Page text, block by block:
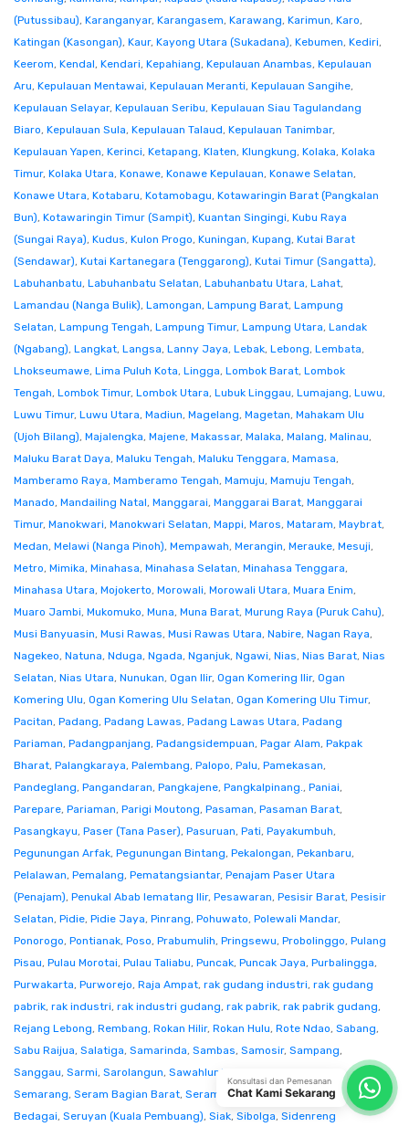
(Putussibau), Karanganyar, Karangasem, Karawang, Karimun, Karo,
Katingan (Kasongan), Kaur, Kayong Utara (Sukadana), Kebumen, Kediri,
Keerom, Kendal, Kendari, Kepahiang, Kepulauan Anambas, Kepulauan
Aru, Kepulauan Mentawai, Kepulauan Meranti, Kepulauan Sangihe,
Kepulauan Selayar, Kepulauan Seribu, Kepulauan Siau Tagulandang
Biaro, Kepulauan Sula, Kepulauan Talaud, Kepulauan Tanimbar,
Kepulauan Yapen, Kerinci, Ketapang, Klaten, Klungkung, Kolaka, Kolaka
Timur, Kolaka Utara, Konawe, Konawe Kepulauan, Konawe Selatan,
Konawe Utara, Kotabaru, Kotamobagu, Kotawaringin Barat (Pangkalan
Bun), Kotawaringin Timur (Sampit), Kuantan Singingi, Kubu Raya
(Sungai Raya), Kudus, Kulon Progo, Kuningan, Kupang, Kutai Barat
(Sendawar), Kutai Kartanegara (Tenggarong), Kutai Timur (Sangatta),
Labuhanbatu, Labuhanbatu Selatan, Labuhanbatu Utara, Lahat,
Lamandau (Nanga Bulik), Lamongan, Lampung Barat, Lampung
Selatan, Lampung Tengah, Lampung Timur, Lampung Utara, Landak
(Ngabang), Langkat, Langsa, Lanny Jaya, Lebak, Lebong, Lembata,
Lhokseumawe, Lima Puluh Kota, Lingga, Lombok Barat, Lombok
Tengah, Lombok Timur, Lombok Utara, Lubuk Linggau, Lumajang, Luwu,
Luwu Timur, Luwu Utara, Madiun, Magelang, Magetan, Mahakam Ulu
(Ujoh Bilang), Majalengka, Majene, Makassar, Malaka, Malang, Malinau,
Maluku Barat Daya, Maluku Tengah, Maluku Tenggara, Mamasa,
Mamberamo Raya, Mamberamo Tengah, Mamuju, Mamuju Tengah,
Manado, Mandailing Natal, Manggarai, Manggarai Barat, Manggarai
Timur, Manokwari, Manokwari Selatan, Mappi, Maros, Mataram, Maybrat,
Medan, Melawi (Nanga Pinoh), Mempawah, Merangin, Merauke, Mesuji,
Metro, Mimika, Minahasa, Minahasa Selatan, Minahasa Tenggara,
Minahasa Utara, Mojokerto, Morowali, Morowali Utara, Muara Enim,
Muaro Jambi, Mukomuko, Muna, Muna Barat, Murung Raya (Puruk Cahu),
Musi Banyuasin, Musi Rawas, Musi Rawas Utara, Nabire, Nagan Raya,
Nagekeo, Natuna, Nduga, Ngada, Nganjuk, Ngawi, Nias, Nias Barat, Nias
Selatan, Nias Utara, Nunukan, Ogan Ilir, Ogan Komering Ilir, Ogan
Komering Ulu, Ogan Komering Ulu Selatan, Ogan Komering Ulu Timur,
Pacitan, Padang, Padang Lawas, Padang Lawas Utara, Padang
Pariaman, Padangpanjang, Padangsidempuan, Pagar Alam, Pakpak
Bharat, Palangkaraya, Palembang, Palopo, Palu, Pamekasan,
Pandeglang, Pangandaran, Pangkajene, Pangkalpinang., Paniai,
Parepare, Pariaman, Parigi Moutong, Pasaman, Pasaman Barat,
Pasangkayu, Paser (Tana Paser), Pasuruan, Pati, Payakumbuh,
Pegunungan Arfak, Pegunungan Bintang, Pekalongan, Pekanbaru,
Pelalawan, Pemalang, Pematangsiantar, Penajam Paser Utara
(Penajam), Penukal Abab lematang Ilir, Pesawaran, Pesisir Barat, Pesisir
Selatan, Pidie, Pidie Jaya, Pinrang, Pohuwato, Polewali Mandar,
Ponorogo, Pontianak, Poso, Prabumulih, Pringsewu, Probolinggo, Pulang
Pisau, Pulau Morotai, Pulau Taliabu, Puncak, Puncak Jaya, Purbalingga,
Purwakarta, Purworejo, Raja Ampat, rak gudang industri, rak gudang
pabrik, rak industri, rak industri gudang, rak pabrik, rak pabrik gudang,
Rejang Lebong, Rembang, Rokan Hilir, Rokan Hulu, Rote Ndao, Sabang,
Sabu Raijua, Salatiga, Samarinda, Sambas, Samosir, Sampang,
Sanggau, Sarmi, Sarolangun, Sawahlunto
Semarang, Seram Bagian Barat, Seram Bagian Timur,Serang Serdang
Bedagai, Seruyan (Kuala Pembuang), Siak, Sibolga, Sidenreng
Konsultasi dan Pemesanan
Chat Kami Sekarang